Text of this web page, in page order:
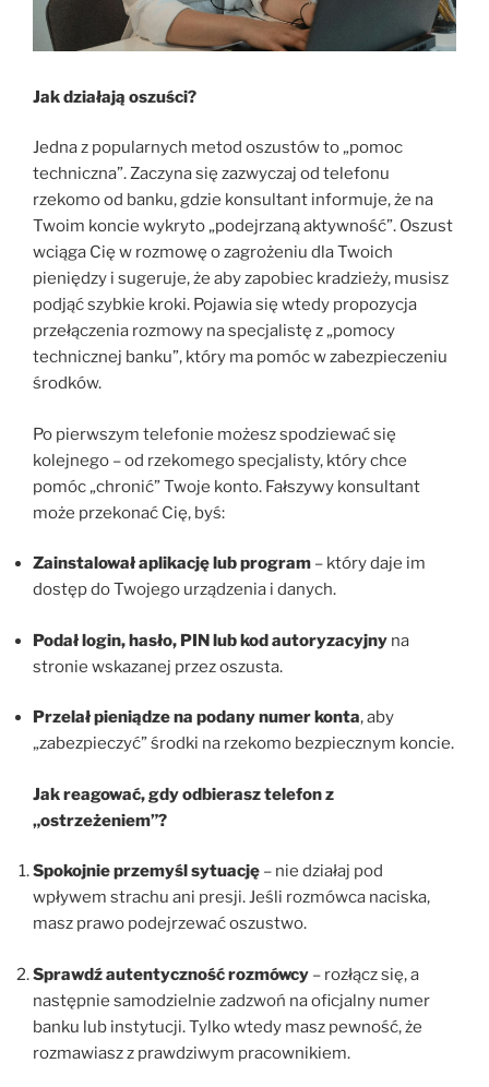
Jak działają oszuści?
Jedna z popularnych metod oszustów to „pomoc
techniczna”. Zaczyna się zazwyczaj od telefonu
rzekomo od banku, gdzie konsultant informuje, że na
Twoim koncie wykryto „podejrzaną aktywność”. Oszust
wciąga Cię w rozmowę o zagrożeniu dla Twoich
pieniędzy i sugeruje, że aby zapobiec kradzieży, musisz
podjąć szybkie kroki. Pojawia się wtedy propozycja
przełączenia rozmowy na specjalistę z „pomocy
technicznej banku”, który ma pomóc w zabezpieczeniu
środków.
Po pierwszym telefonie możesz spodziewać się
kolejnego – od rzekomego specjalisty, który chce
pomóc „chronić” Twoje konto. Fałszywy konsultant
może przekonać Cię, byś:
Zainstalował aplikację lub program – który daje im
dostęp do Twojego urządzenia i danych.
Podał login, hasło, PIN lub kod autoryzacyjny na
stronie wskazanej przez oszusta.
Przelał pieniądze na podany numer konta, aby
„zabezpieczyć” środki na rzekomo bezpiecznym koncie.
Jak reagować, gdy odbierasz telefon z
„ostrzeżeniem”?
Spokojnie przemyśl sytuację – nie działaj pod
wpływem strachu ani presji. Jeśli rozmówca naciska,
masz prawo podejrzewać oszustwo.
Sprawdź autentyczność rozmówcy – rozłącz się, a
następnie samodzielnie zadzwoń na oficjalny numer
banku lub instytucji. Tylko wtedy masz pewność, że
rozmawiasz z prawdziwym pracownikiem.